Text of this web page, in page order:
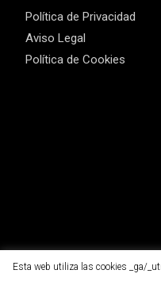
Política de Privacidad
Aviso Legal
Política de Cookies
Esta web utiliza las cookies _ga/